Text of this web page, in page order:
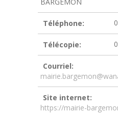
Téléphone:
Télécopie:
Courriel:
Site internet:
https://mairie-